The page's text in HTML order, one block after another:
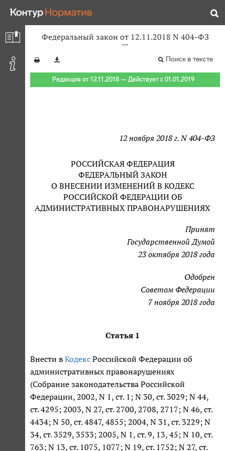
Федеральный закон от 12.11.2018 N 404-ФЗ
Поиск в тексте
Редакция от 12.11.2018 — Действует с 01.01.2019
12 ноября 2018 г. N 404-ФЗ
РОССИЙСКАЯ ФЕДЕРАЦИЯ
ФЕДЕРАЛЬНЫЙ ЗАКОН
О ВНЕСЕНИИ ИЗМЕНЕНИЙ В КОДЕКС
РОССИЙСКОЙ ФЕДЕРАЦИИ ОБ
АДМИНИСТРАТИВНЫХ ПРАВОНАРУШЕНИЯХ
Принят
Государственной Думой
23 октября 2018 года
Одобрен
Советом Федерации
7 ноября 2018 года
Статья 1
Внести в Кодекс Российской Федерации об
административных правонарушениях
(Собрание законодательства Российской
Федерации, 2002, N 1, ст. 1; N 30, ст. 3029; N 44,
ст. 4295; 2003, N 27, ст. 2700, 2708, 2717; N 46, ст.
4434; N 50, ст. 4847, 4855; 2004, N 31, ст. 3229; N
34, ст. 3529, 3533; 2005, N 1, ст. 9, 13, 45; N 10, ст.
763; N 13, ст. 1075, 1077; N 19, ст. 1752; N 27, ст.